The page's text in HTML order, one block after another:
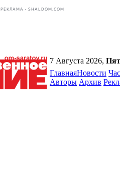
РЕКЛАМА • SHALDOM.COM
7 Августа 2026,
ГлавнаяНовости
Авторы Архив